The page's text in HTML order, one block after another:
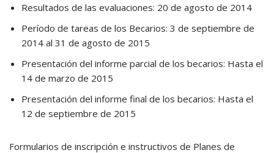
Resultados de las evaluaciones: 20 de agosto de 2014
Período de tareas de los Becarios: 3 de septiembre de
2014 al 31 de agosto de 2015
Presentación del informe parcial de los becarios: Hasta el
14 de marzo de 2015
Presentación del informe final de los becarios: Hasta el
12 de septiembre de 2015
Formularios de inscripción e instructivos de Planes de